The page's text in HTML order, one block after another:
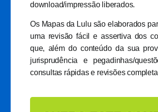
download/impressão liberados.
Os Mapas da Lulu são elaborados
uma revisão fácil e assertiva dos
que, além do conteúdo da sua
jurisprudência e pegadinhas/
consultas rápidas e revisões